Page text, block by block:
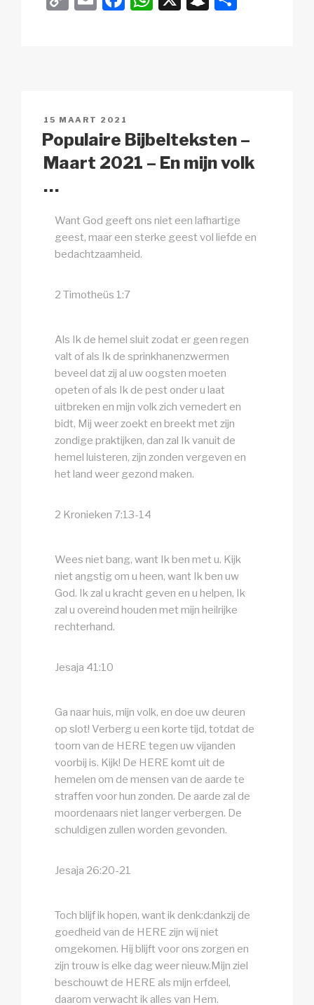
n
k
o
k
p
at
GEPLAATST
OP
15 MAART 2021
Populaire Bijbelteksten –
Maart 2021 – En mijn volk
…
Want God geeft ons niet een lafhartige
geest, maar een sterke geest vol liefde en
bedachtzaamheid.
2 Timotheüs 1:7
Als Ik de hemel sluit zodat er geen regen
valt of als Ik de sprinkhanenzwermen
beveel dat zij al uw oogsten moeten
opeten of als Ik de pest onder u laat
uitbreken en mijn volk zich vernedert en
bidt, Mij weer zoekt en breekt met zijn
zondige praktijken, dan zal Ik vanuit de
hemel luisteren, zijn zonden vergeven en
het land weer gezond maken.
2 Kronieken 7:13-14
Wees niet bang, want Ik ben met u. Kijk
niet angstig om u heen, want Ik ben uw
God. Ik zal u kracht geven en u helpen, Ik
zal u overeind houden met mijn heilrijke
rechterhand.
Jesaja 41:10
Ga naar huis, mijn volk, en doe uw deuren
op slot! Verberg u een korte tijd, totdat de
toorn van de HERE tegen uw vijanden
voorbij is. Kijk! De HERE komt uit de
hemelen om de mensen van de aarde te
straffen voor hun zonden. De aarde zal de
moordenaars niet langer verbergen. De
schuldigen zullen worden gevonden.
Jesaja 26:20-21
Toch blijf ik hopen, want ik denk:dankzij de
goedheid van de HERE zijn wij niet
omgekomen. Hij blijft voor ons zorgen en
zijn trouw is elke dag weer nieuw.Mijn ziel
beschouwt de HERE als mijn erfdeel,
daarom verwacht ik alles van Hem.